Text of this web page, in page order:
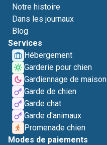
Notre histoire
Dans les journaux
Blog
Services
Hébergement
Garderie pour chien
Gardiennage de maison
Garde de chien
Garde chat
Garde d'animaux
Promenade chien
Modes de paiements